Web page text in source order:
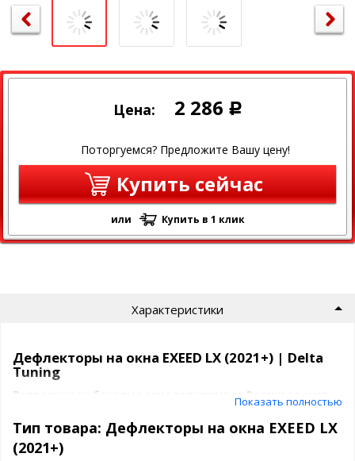
Цена: 2 286 Р
Поторгуемся? Предложите Вашу цену!
Купить сейчас
или Купить в 1 клик
Характеристики
Дефлекторы на окна EXEED LX (2021+) | Delta
Tuning
Ветровики на боковые окна популярны в России за счет
их приемлимой цены и отличного качества.
На данный момент данные дефлекторы для EXEED LX (2021+)
выпускаются в отличном исполнении
Показать полностью
Тип товара: Дефлекторы на окна EXEED LX
(2021+)